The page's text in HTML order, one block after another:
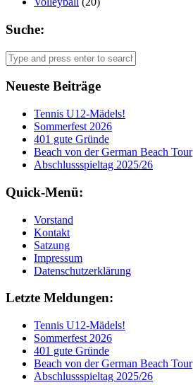
Suche:
Neueste Beiträge
Tennis U12-Mädels!
Sommerfest 2026
401 gute Gründe
Beach von der German Beach Tour
Abschlussspieltag 2025/26
Quick-Menü:
Vorstand
Kontakt
Satzung
Impressum
Datenschutzerklärung
Letzte Meldungen:
Tennis U12-Mädels!
Sommerfest 2026
401 gute Gründe
Beach von der German Beach Tour
Abschlussspieltag 2025/26